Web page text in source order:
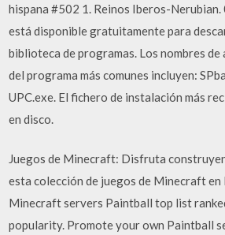
hispana #502 1. Reinos Iberos-Nerubian.
está disponible gratuitamente para
biblioteca de programas. Los nombres
del programa más comunes incluyen:
UPC.exe. El fichero de instalación más
en disco.
Juegos de Minecraft: Disfruta
esta colección de juegos de Minecraft en
Minecraft servers Paintball top list
popularity. Promote your own Paintball